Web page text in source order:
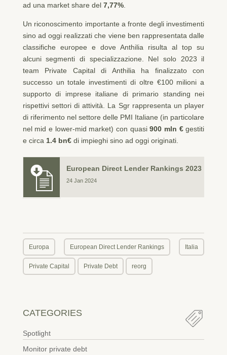
ad una market share del 7,77%.
Un riconoscimento importante a fronte degli investimenti
sino ad oggi realizzati che viene ben rappresentata dalle
classifiche europee e dove Anthilia risulta al top su
alcuni segmenti di specializzazione. Nel solo 2023 il
team Private Capital di Anthilia ha finalizzato con
successo un totale investimenti di oltre €100 milioni a
supporto di imprese italiane di primario standing nei
rispettivi settori di attività. La Sgr rappresenta un player
di riferimento nel settore delle PMI Italiane (in particolare
nel mid e lower-mid market) con quasi900 mln €gestiti
e circa 1.4 bn€di impieghi sino ad oggi originati.
European Direct Lender Rankings 2023
24 Jan 2024
Europa European Direct Lender Rankings Italia
Private Capital Private Debt reorg
CATEGORIES
Spotlight
Monitor private debt